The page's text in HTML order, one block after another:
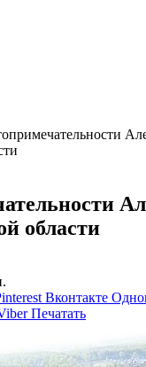
области
Вконтакте
Печатать